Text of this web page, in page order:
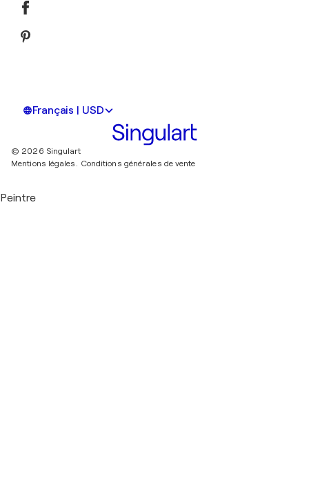
Français | USD
© 2026 Singulart
Mentions légales. Conditions générales de vente
Peintre